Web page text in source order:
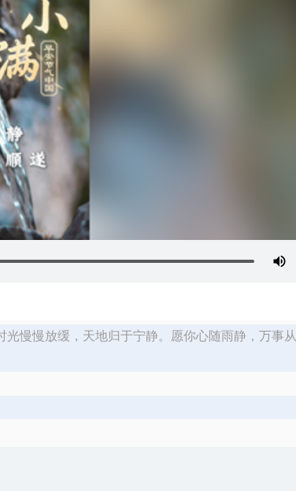
慢慢放缓，天地归于宁静。愿你心随雨静，万事从